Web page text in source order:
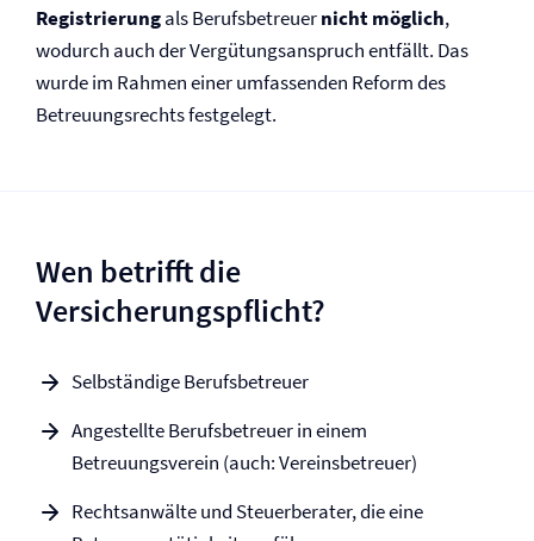
Registrierungals Berufsbetreuernicht möglich,
wodurch auch der Vergütungsanspruch entfällt. Das
wurde im Rahmen einer umfassenden Reform des
Betreuungsrechts festgelegt.
Wen betrifft die
Versicherungspflicht?
Selbständige Berufsbetreuer
Angestellte Berufsbetreuer in einem
Betreuungsverein (auch: Vereinsbetreuer)
Rechtsanwälte und Steuerberater, die eine